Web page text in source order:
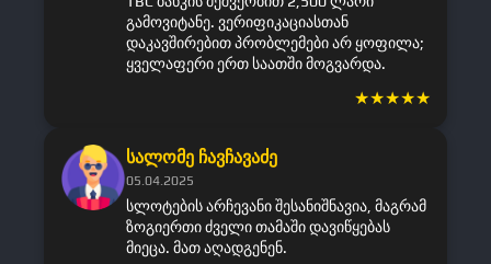
გამოვიტანე. ვერიფიკაციასთან
დაკავშირებით პრობლემები არ ყოფილა;
ყველაფერი ერთ საათში მოგვარდა.
★★★★★
სალომე ჩავჩავაძე
05.04.2025
სლოტების არჩევანი შესანიშნავია, მაგრამ
ზოგიერთი ძველი თამაში დავიწყებას
მიეცა. მათ აღადგენენ.